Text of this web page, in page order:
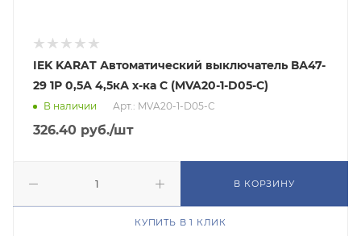
IEK KARAT Автоматический выключатель ВА47-
29 1Р 0,5А 4,5кА х-ка С (MVA20-1-D05-C)
В наличии Арт.: MVA20-1-D05-C
326.40 руб./шт
В КОРЗИНУ
КУПИТЬ В 1 КЛИК